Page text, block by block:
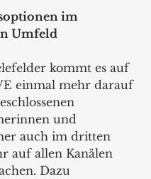
im
Umfeld
kommt es auf
einmal mehr darauf
und
auch im dritten
auf allen Kanälen
Dazu